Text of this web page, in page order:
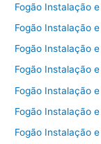
Fogão Instalação
Fogão Instalação
Fogão Instalação
Fogão Instalação
Fogão Instalação
Fogão Instalação
Fogão Instalação